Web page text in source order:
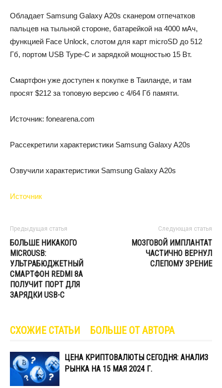
Обладает Samsung Galaxy A20s сканером отпечатков
пальцев на тыльной стороне, батарейкой на 4000 мАч,
функцией Face Unlock, слотом для карт microSD до 512
Гб, портом USB Type-C и зарядкой мощностью 15 Вт.
Смартфон уже доступен к покупке в Таиланде, и там
просят $212 за топовую версию с 4/64 Гб памяти.
Источник: fonearena.com
Рассекретили характеристики Samsung Galaxy A20s
Озвучили характеристики Samsung Galaxy A20s
Источник
Предыдущая статья
БОЛЬШЕ НИКАКОГО
MICROUSB:
УЛЬТРАБЮДЖЕТНЫЙ
СМАРТФОН REDMI 8A
ПОЛУЧИТ ПОРТ ДЛЯ
ЗАРЯДКИ USB-C
Следующая статья
МОЗГОВОЙ ИМПЛАНТАТ
ЧАСТИЧНО ВЕРНУЛ
СЛЕПОМУ ЗРЕНИЕ
СХОЖИЕ СТАТЬИ БОЛЬШЕ ОТ АВТОРА
ЦЕНА КРИПТОВАЛЮТЫ СЕГОДНЯ: АНАЛИЗ
РЫНКА НА 15 МАЯ 2024 Г.